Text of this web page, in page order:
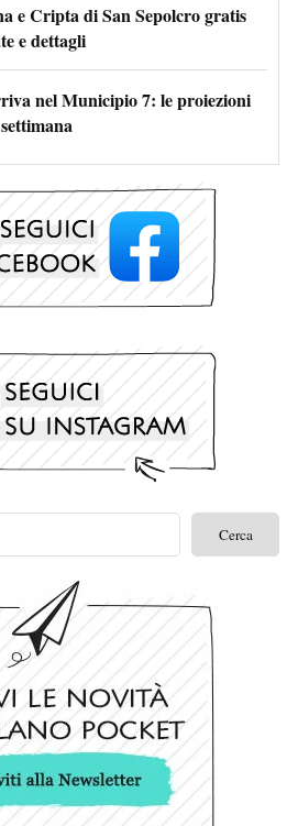
e Cripta di San Sepolcro gratis
e dettagli
nel Municipio 7: le proiezioni